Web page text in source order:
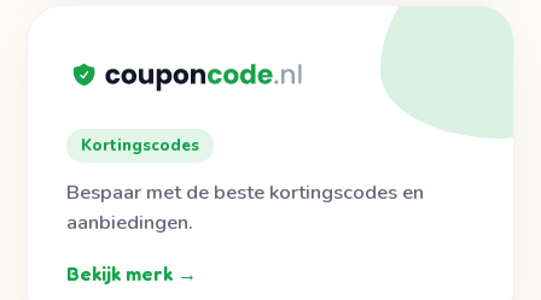
Kortingscodes
Bespaar met de beste kortingscodes en
aanbiedingen.
Bekijk merk →